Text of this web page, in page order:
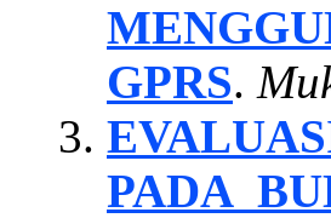
GPRS.
PADA